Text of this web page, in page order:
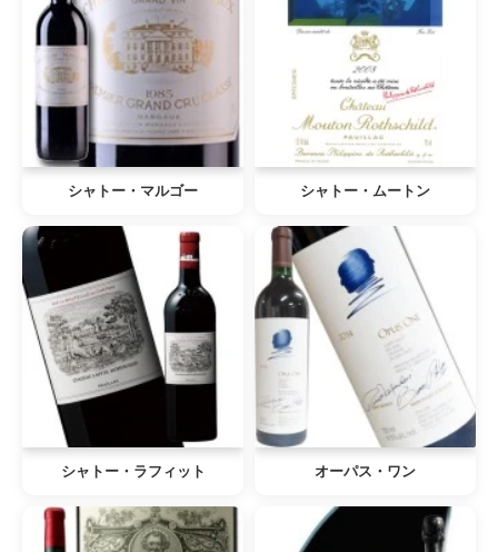
シャトー・マルゴー シャトー・ムートン
シャトー・ラフィット オーパス・ワン